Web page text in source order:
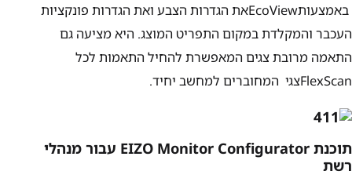
את הגדרות הצבע ואת הגדרות פונקציותEcoViewבאמצעות
העכבר והמקלדת במקום התפריט המוצג. היא מציעה גם
התאמה מרובת צגים המאפשרת להחיל התאמות לכל
צגיFlexScan המחוברים למחשב יחיד.
תוכנת EIZO Monitor Configurator עבור מנהלי
רשת